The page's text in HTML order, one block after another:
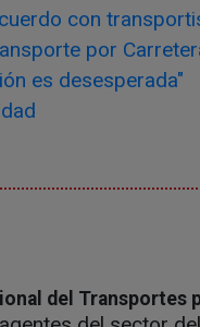
con
por
es desesperada"
del Transportes